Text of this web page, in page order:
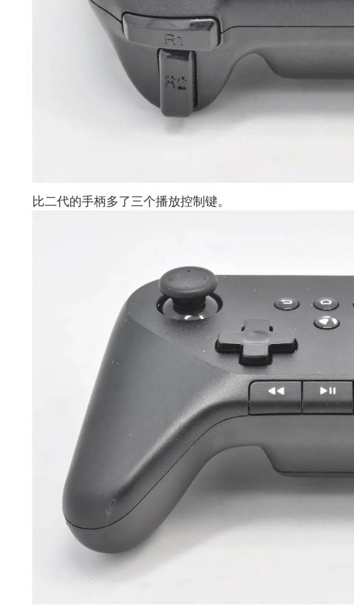
比二代的手柄多了三个播放控制键。